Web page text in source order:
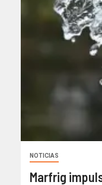
NOTICIAS
Marfrig